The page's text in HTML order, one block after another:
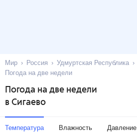
Мир Россия Удмуртская Республика
Погода на две недели
Погода на две недели
в Сигаево
Температура Влажность Давление